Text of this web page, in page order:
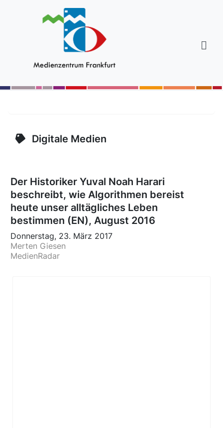
Digitale Medien
Der Historiker Yuval Noah Harari
beschreibt, wie Algorithmen bereist
heute unser alltägliches Leben
bestimmen (EN), August 2016
Donnerstag, 23. März 2017
Merten Giesen
MedienRadar